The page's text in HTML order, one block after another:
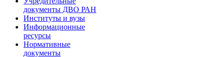
документы ДВО РАН
Институты и вузы
Информационные
ресурсы
Нормативные
документы